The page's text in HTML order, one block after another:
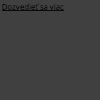
Dozvedieť sa viac